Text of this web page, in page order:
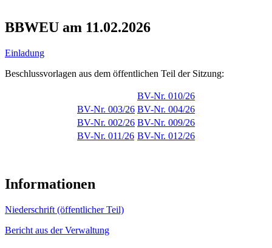
BBWEU am 11.02.2026
Einladung
Beschlussvorlagen aus dem öffentlichen Teil der Sitzung:
BV-Nr. 010/26
BV-Nr. 003/26 BV-Nr. 004/26
BV-Nr. 002/26 BV-Nr. 009/26
BV-Nr. 011/26 BV-Nr. 012/26
Informationen
Niederschrift (öffentlicher Teil)
Bericht aus der Verwaltung